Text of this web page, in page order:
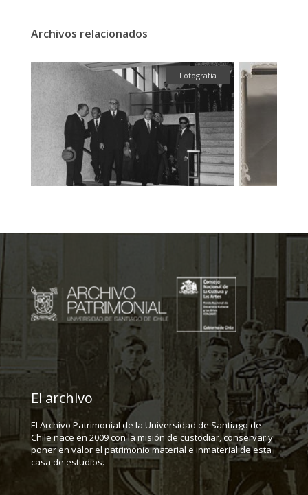
Archivos relacionados
Fotografía
El archivo
El Archivo Patrimonial de la Universidad de Santiago de
Chile nace en 2009 con la misión de custodiar, conservar y
poner en valor el patrimonio material e inmaterial de esta
casa de estudios.